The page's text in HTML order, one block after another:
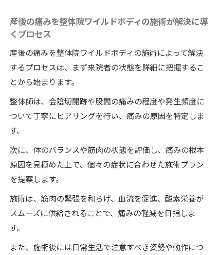
産後の痛みを整体院ワイルドボディの施術が解決に導
くプロセス
産後の痛みを整体院ワイルドボディの施術によって解決
するプロセスは、まず来院者の状態を詳細に把握するこ
とから始まります。
整体師は、会陰切開跡や股間の痛みの程度や発生頻度に
ついて丁寧にヒアリングを行い、痛みの原因を特定しま
す。
次に、体のバランスや筋肉の状態を評価し、痛みの根本
原因を見極めた上で、個々の症状に合わせた施術プラン
を提案します。
施術は、筋肉の緊張を和らげ、血流を促進、酸素栄養が
スムーズに供給されることで、痛みの軽減を目指しま
す。
また、施術後には日常生活で注意すべき姿勢や動作につ